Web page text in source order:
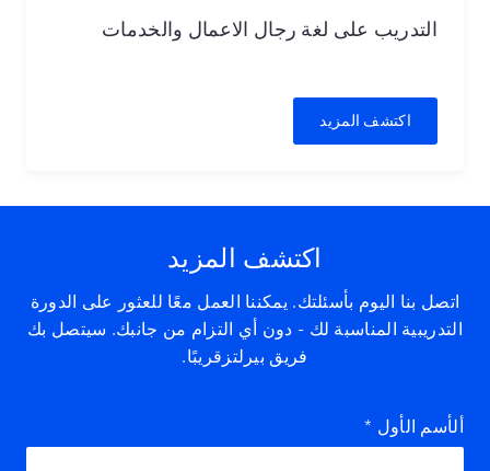
التدريب على لغة رجال الاعمال والخدمات
اكتشف المزيد
اكتشف المزيد
اتصل بنا اليوم بأسئلتك. يمكننا العمل معًا للعثور على الدورة
التدريبية المناسبة لك - دون أي التزام من جانبك. سيتصل بك
فريق بيرلتزقريبًا.
ألأسم الأول *